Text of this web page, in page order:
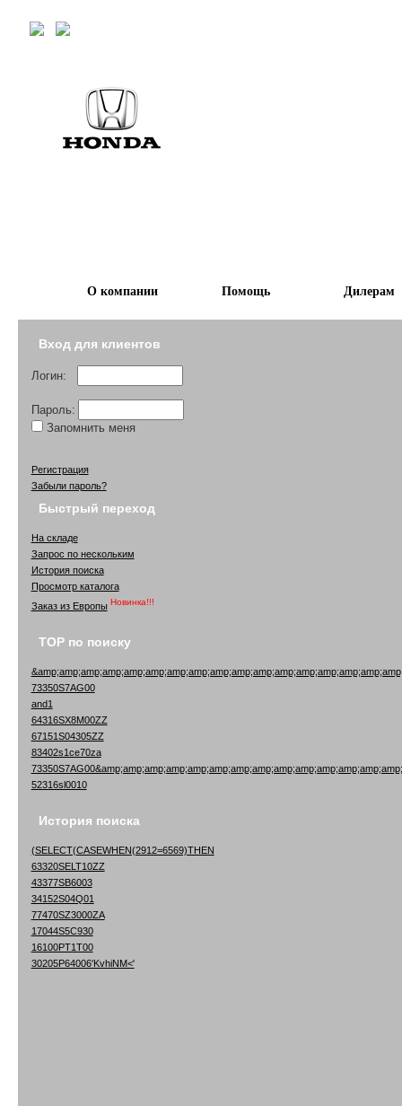
О компании Помощь Дилерам
Вход для клиентов
Логин:
Пароль:
Запомнить меня
Регистрация
Забыли пароль?
Быстрый переход
На складе
Запрос по нескольким
История поиска
Просмотр каталога
Заказ из Европы Новинка!!!
TOP по поиску
73350S7AG00
and1
64316SX8M00ZZ
67151S04305ZZ
83402s1ce70za
52316sl0010
История поиска
(SELECT(CASEWHEN(2912=6569)THEN
63320SELT10ZZ
43377SB6003
34152S04Q01
77470SZ3000ZA
17044S5C930
16100PT1T00
30205P64006'KvhiNM<'